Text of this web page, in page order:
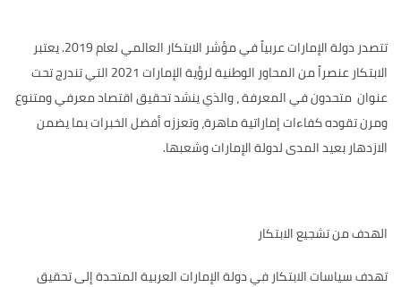
تتصدر دولة الإمارات عربياً في مؤشر الابتكار العالمي لعام 2019. يعتبر
الابتكار عنصراً من المحاور الوطنية لرؤية الإمارات 2021 التي تندرج تحت
عنوان متحدون في المعرفة ، والذي ينشد تحقيق اقتصاد معرفي ومتنوع
ومرن تقوده كفاءات إماراتية ماهرة، وتعززه أفضل الخبرات بما يضمن
الازدهار بعيد المدى لدولة الإمارات وشعبها.
الهدف من تشجيع الابتكار
تهدف سياسات الابتكار في دولة الإمارات العربية المتحدة إلى تحقيق